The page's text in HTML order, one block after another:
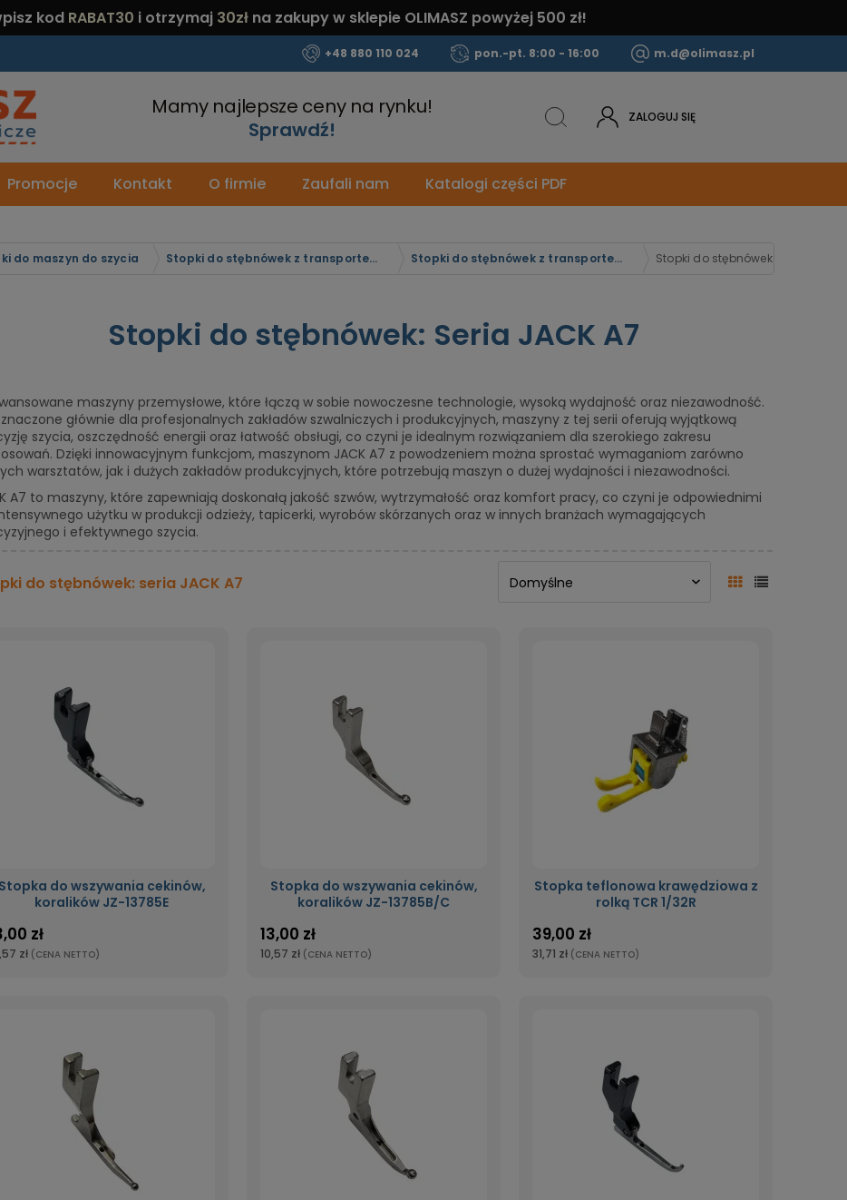
kod RABAT30 i otrzymaj 30złna zakupy w sklepie OLIMASZ powyżej 500 zł!
+48 880 110 024 pon.-pt. 8:00 - 16:00 m.d@olimasz.pl
Mamy najlepsze ceny na rynku!
Sprawdź! ZALOGUJ SIĘ
Promocje Kontakt O firmie Zaufali nam Katalogi części PDF
do maszyn do szycia Stopki do stębnówek z transportem dolnym ząbkowym Stopki do stębnówek z transportem dolnym ząbkowym JACK Stopki do stębnówek: seria JACK
Stopki do stębnówek: Seria JACK A7
maszyny przemysłowe, które łączą w sobie nowoczesne technologie, wysoką wydajność oraz niezawodność.
głównie dla profesjonalnych zakładów szwalniczych i produkcyjnych, maszyny z tej serii oferują wyjątkową
szycia, oszczędność energii oraz łatwość obsługi, co czyni je idealnym rozwiązaniem dla szerokiego zakresu
Dzięki innowacyjnym funkcjom, maszynom JACK A7 z powodzeniem można sprostać wymaganiom zarówno
warsztatów, jak i dużych zakładów produkcyjnych, które potrzebują maszyn o dużej wydajności i niezawodności.
A7 to maszyny, które zapewniają doskonałą jakość szwów, wytrzymałość oraz komfort pracy, co czyni je odpowiednimi
użytku w produkcji odzieży, tapicerki, wyrobów skórzanych oraz w innych branżach wymagających
i efektywnego szycia.
do stębnówek: seria JACK A7
Stopka do wszywania cekinów,
koralików JZ-13785E
zł
zł (CENA NETTO)
Stopka do wszywania cekinów,
koralików JZ-13785B/C
13,00 zł
10,57 zł (CENA NETTO)
Stopka teflonowa krawędziowa z
rolką TCR 1/32R
39,00 zł
31,71 zł (CENA NETTO)